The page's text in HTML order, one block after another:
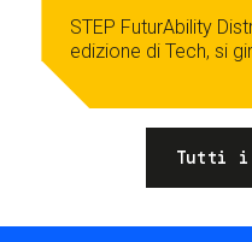
STEP FuturAbility
edizione di Tech, si
Tutti i